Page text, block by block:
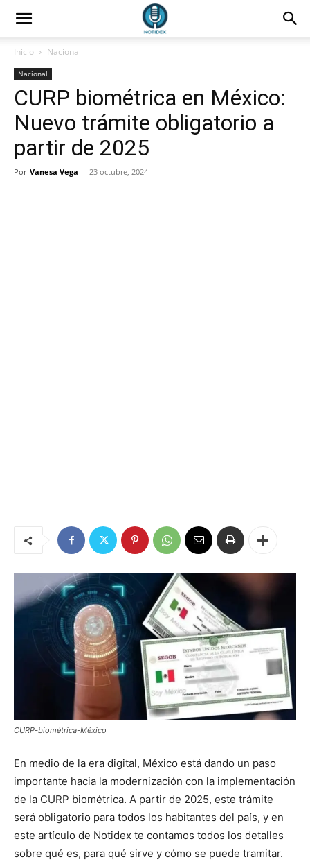
Inicio Nacional
Nacional
CURP biométrica en México:
Nuevo trámite obligatorio a
partir de 2025
Por Vanesa Vega - 23 octubre, 2024
CURP-biométrica-México
En medio de la era digital, México está dando un paso
importante hacia la modernización con la implementación
de la CURP biométrica. A partir de 2025, este trámite
será obligatorio para todos los habitantes del país, y en
este artículo de Notidex te contamos todos los detalles
sobre qué es, para qué sirve y cómo se puede tramitar.